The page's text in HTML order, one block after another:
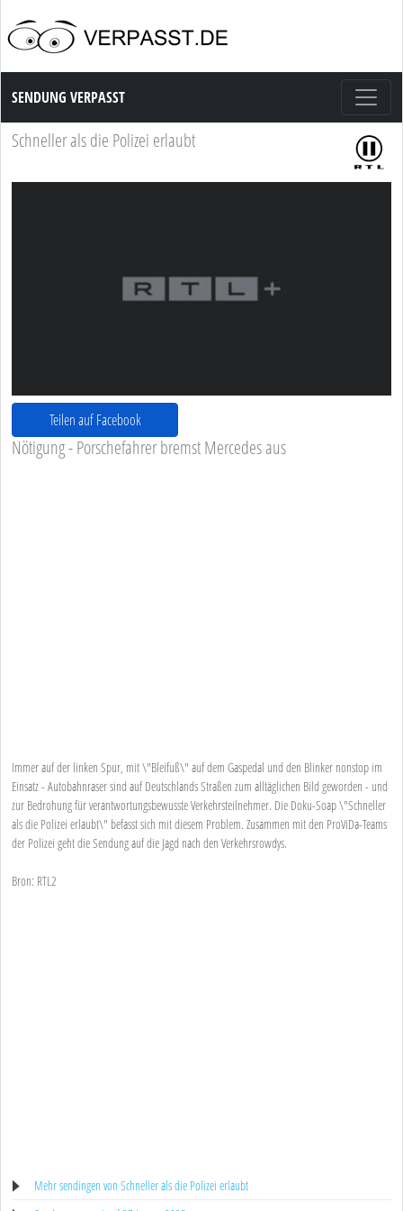
Sendung Verpasst
SENDUNG VERPASST
Schneller als die Polizei erlaubt
Teilen auf Facebook
Nötigung - Porschefahrer bremst Mercedes aus
Immer auf der linken Spur, mit \"Bleifuß\" auf dem Gaspedal und den Blinker nonstop im
Einsatz - Autobahnraser sind auf Deutschlands Straßen zum alltäglichen Bild geworden - und
zur Bedrohung für verantwortungsbewusste Verkehrsteilnehmer. Die Doku-Soap \"Schneller
als die Polizei erlaubt\" befasst sich mit diesem Problem. Zusammen mit den ProViDa-Teams
der Polizei geht die Sendung auf die Jagd nach den Verkehrsrowdys.
Bron: RTL2
Mehr sendingen von Schneller als die Polizei erlaubt